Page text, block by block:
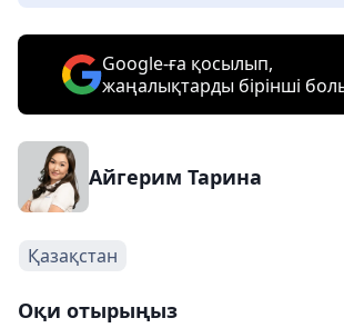
Google-ға қосылып,
жаңалықтарды бірінші
Айгерим Тарина
Қазақстан
Оқи отырыңыз